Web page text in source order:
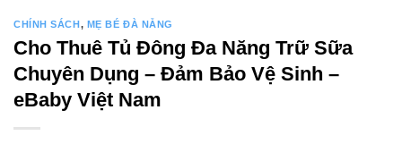
CHÍNH SÁCH, MẸ BÉ ĐÀ NẴNG
Cho Thuê Tủ Đông Đa Năng Trữ Sữa
Chuyên Dụng – Đảm Bảo Vệ Sinh –
eBaby Việt Nam